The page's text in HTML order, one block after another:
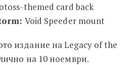
themed card back
Void Speeder mount
издание на Legacy of the
на 10 ноември.